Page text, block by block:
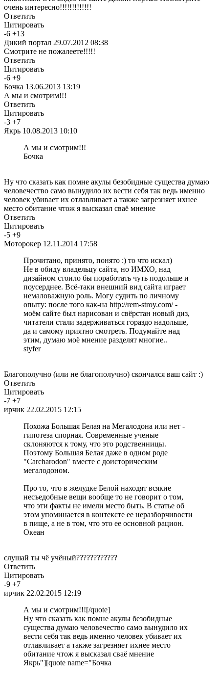
очень интересно!!!!!!!!!!!!!
Ответить
Цитировать
-6 +13
Дикий портал 29.07.2012 08:38
Смотрите не пожалеете!!!!!
Ответить
Цитировать
-6 +9
Бочка 13.06.2013 13:19
А мы и смотрим!!!
Ответить
Цитировать
-3 +7
Якрь 10.08.2013 10:10
А мы и смотрим!!!
Бочка
Ну что сказать как помне акулы безобидные существа думаю
человечество само вынудило их вести себя так ведь именно
человек убивает их отлавливает а также загрезняет ихнее
место обитание чтож я высказал сваё мнение
Ответить
Цитировать
-5 +9
Моторокер 12.11.2014 17:58
Прочитано, принято, понято :) то что искал)
Не в обиду владельцу сайта, но ИМХО, над
дизайном стоило бы поработать чуть подольше и
поусерднее. Всё-таки внешний вид сайта играет
немаловажную роль. Могу судить по личному
опыту: после того как-на http://rem-stroy.com/ -
моём сайте был нарисован и свёрстан новый диз,
читатели стали задерживаться гораздо надольше,
да и самому приятно смотреть. Подумайте над
этим, думаю моё мнение разделят многие..
styfer
Благополучно (или не благополучно) скончался ваш сайт :)
Ответить
Цитировать
-7 +7
ирчик 22.02.2015 12:15
Похожа Большая Белая на Мегалодона или нет -
гипотеза спорная. Современные ученые
склоняются к тому, что это родственницы.
Поэтому Большая Белая даже в одном роде
"Carcharodon" вместе с доисторическим
мегалодоном.
Про то, что в желудке Белой находят всякие
несъедобные вещи вообще то не говорит о том,
что эти факты не имели место быть. В статье об
этом упоминается в контексте ее неразборчивости
в пище, а не в том, что это ее основной рацион.
Океан
слушай ты чё учёный????????????
Ответить
Цитировать
-9 +7
ирчик 22.02.2015 12:19
А мы и смотрим!!![/quote]
Ну что сказать как помне акулы безобидные
существа думаю человечество само вынудило их
вести себя так ведь именно человек убивает их
отлавливает а также загрезняет ихнее место
обитание чтож я высказал сваё мнение
Якрь"][quote name="Бочка